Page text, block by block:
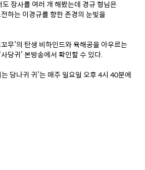
장사를 여러 개 해봤는데 경규 형님은
하는 이경규를 향한 존경의 눈빛을
무’의 탄생 비하인드와 육해공을 아우르는
당귀’ 본방송에서 확인할 수 있다.
당나귀 귀’는 매주 일요일 오후 4시 40분에